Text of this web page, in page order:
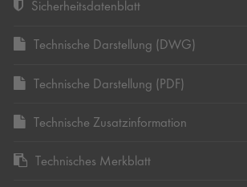
Sicherheitsdatenblatt
Technische Darstellung (DWG)
Technische Darstellung (PDF)
Technische Zusatzinformation
Technisches Merkblatt